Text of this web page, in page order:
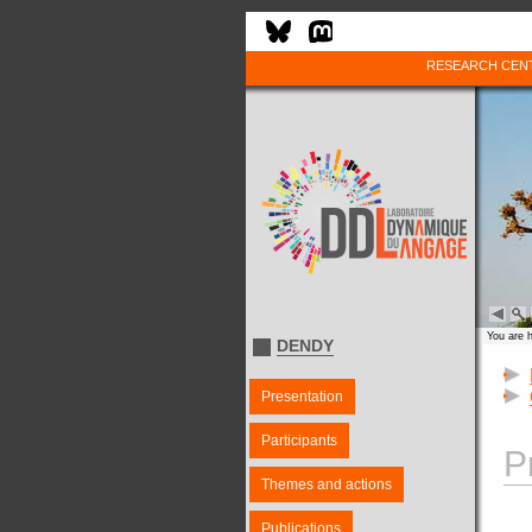
RESEARCH
DENDY
Presentation
Participants
Themes and actions
Publications
You are